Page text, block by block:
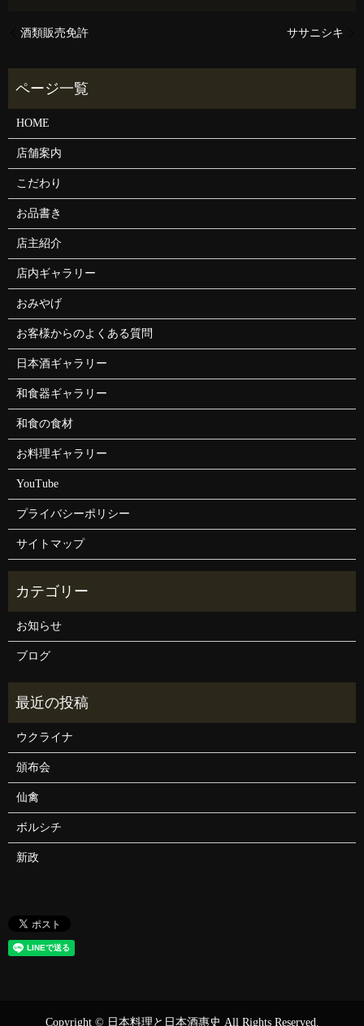
酒類販売免許 ササニシキ
HOME
店舗案内
こだわり
お品書き
店主紹介
店内ギャラリー
おみやげ
お客様からのよくある質問
日本酒ギャラリー
和食器ギャラリー
和食の食材
お料理ギャラリー
YouTube
プライバシーポリシー
サイトマップ
お知らせ
ブログ
ウクライナ
頒布会
仙禽
ボルシチ
新政
Copyright © 日本料理と日本酒惠史 All Rights Reserved.